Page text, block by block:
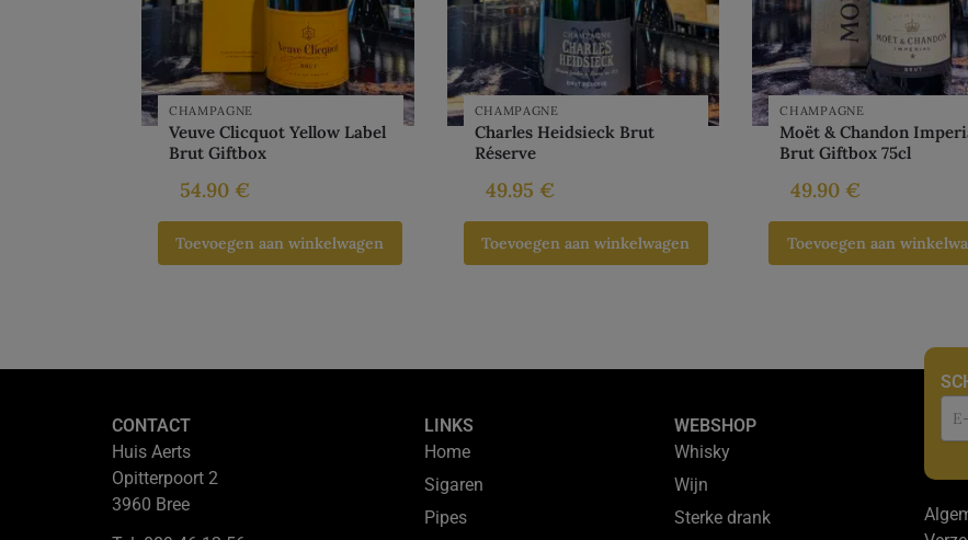
CHAMPAGNE
Veuve Clicquot Yellow Label
Brut Giftbox
54.90 €
Toevoegen aan winkelwagen
CHAMPAGNE
Charles Heidsieck Brut
Réserve
49.95 €
Toevoegen aan winkelwagen
CHAMPAGNE
Moët & Chandon
Brut Giftbox 75cl
49.90 €
Toevoegen aan
CONTACT
Huis Aerts
Opitterpoort 2
3960 Bree
LINKS
Home
Sigaren
Pipes
WEBSHOP
Whisky
Wijn
Sterke drank